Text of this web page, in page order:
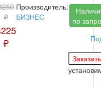
₽
₽
Производитель:
БИЗНЕС
по